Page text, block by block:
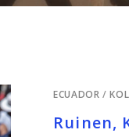
ECUADOR /
Ruinen,